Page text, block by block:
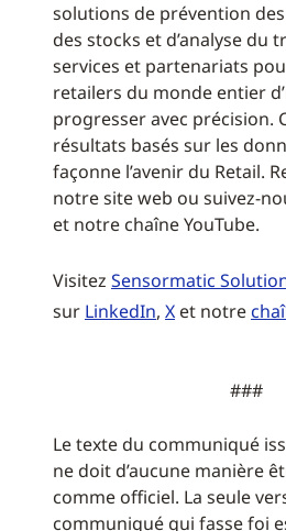
solutions de prévention
des stocks et d’analyse du
services et partenariats
retailers du monde entier
progresser avec précision.
résultats basés sur les
façonne l’avenir du Retail.
notre site web ou suivez-
et notre chaîne YouTube.
Visitez Sensormatic
sur LinkedIn, X et notre
###
Le texte du communiqué
ne doit d’aucune manière
comme officiel. La seule
communiqué qui fasse foi